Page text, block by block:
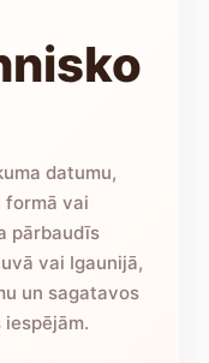
datumu,
formā vai
pārbaudīs
vai Igaunijā,
un sagatavos